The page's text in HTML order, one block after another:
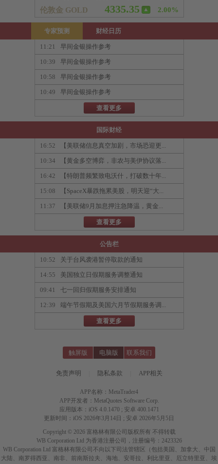
专家预测 财经日历
11:21 早间金银操作参考
10:39 早间金银操作参考
10:58 早间金银操作参考
10:49 早间金银操作参考
查看更多
国际财经
16:52 【美联储信息真空加剧，市场恐迎更...
10:34 【黄金多空博弈，非农与美伊协议落...
16:42 【特朗普频繁致电沃什，打破数十年...
15:08 【SpaceX暴跌拖累美股，明天迎“大...
11:37 【美联储9月加息押注急降温，黄金...
查看更多
公告栏
10:52 关于台风袭港暂停取款的通知
14:55 美国独立日假期服务调整通知
09:41 七一回归假期服务安排通知
12:39 端午节假期及美国六月节假期服务调...
查看更多
触屏版 电脑版 联系我们
免责声明 隐私条款 APP相关
APP名称：MetaTrader4
APP开发者：MetaQuotes Software Corp.
应用版本：iOS 4.0.1470 ; 安卓 400.1471
更新时间：iOS 2026年3月14日 ; 安卓 2026年5月5日
Copyright © 2026 富格林有限公司版权所有 不得转载
WB Corporation Ltd 为香港注册公司，注册编号：2423326
WB Corporation Ltd 富格林有限公司不向以下司法管辖区（包括美国、加拿大、中国
大陆、南罗得西亚、南非、前南斯拉夫、海地、安哥拉、利比里亚、厄立特里亚、埃